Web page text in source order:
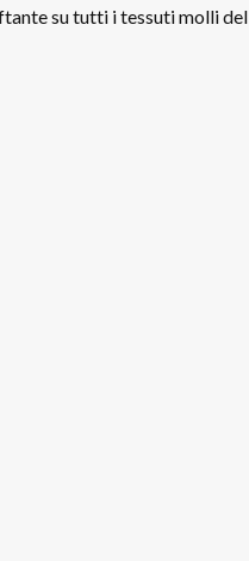
su tutti i tessuti molli del